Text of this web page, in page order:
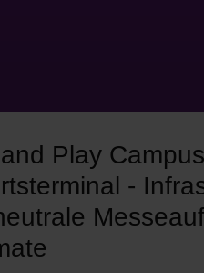
Play
-